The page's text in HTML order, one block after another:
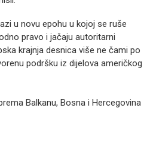
u novu epohu u kojoj se ruše
pravo i jačaju autoritarni
krajnja desnica više ne čami po
podršku iz dijelova američkog
Balkanu, Bosna i Hercegovina